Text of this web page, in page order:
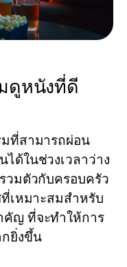
ดูหนังที่ดี
ที่สามารถผ่อน
ด้ในช่วงเวลาว่าง
วมตัวกับครอบครัว
เหมาะสมสำหรับ
คัญ ที่จะทำให้การ
ยิ่งขึ้น